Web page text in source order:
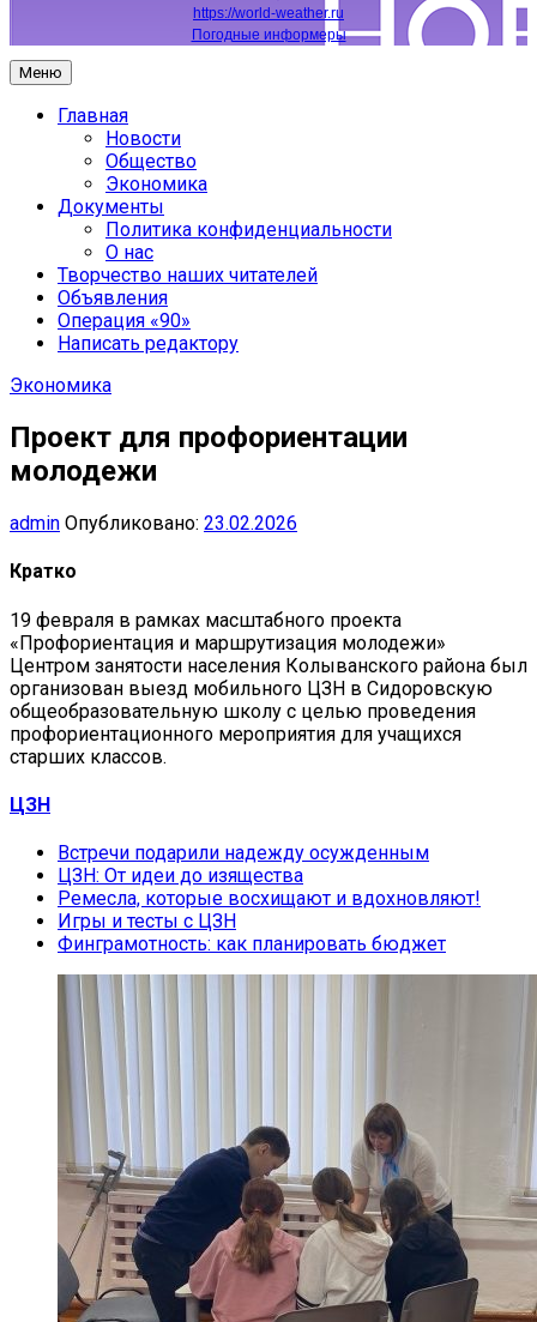
https://world-weather.ru
Погодные информеры
Меню
Главная
Новости
Общество
Экономика
Документы
Политика конфиденциальности
О нас
Творчество наших читателей
Объявления
Операция «90»
Написать редактору
Экономика
Проект для профориентации
молодежи
admin Опубликовано: 23.02.2026
Кратко
19 февраля в рамках масштабного проекта
«Профориентация и маршрутизация молодежи»
Центром занятости населения Колыванского района был
организован выезд мобильного ЦЗН в Сидоровскую
общеобразовательную школу с целью проведения
профориентационного мероприятия для учащихся
старших классов.
ЦЗН
Встречи подарили надежду осужденным
ЦЗН: От идеи до изящества
Ремесла, которые восхищают и вдохновляют!
Игры и тесты с ЦЗН
Финграмотность: как планировать бюджет